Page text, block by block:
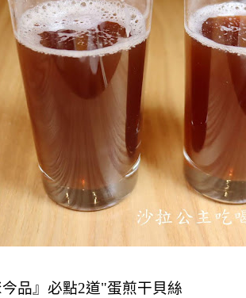
品』必點2道"蛋煎干貝絲